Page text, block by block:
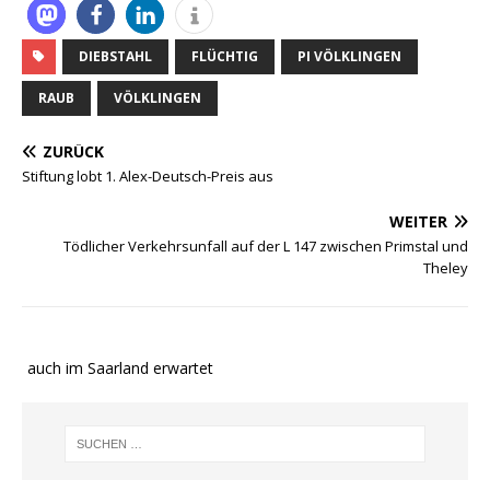
DIEBSTAHL FLÜCHTIG PI VÖLKLINGEN
RAUB VÖLKLINGEN
ZURÜCK
Stiftung lobt 1. Alex-Deutsch-Preis aus
WEITER
Tödlicher Verkehrsunfall auf der L 147 zwischen Primstal und
Theley
auch im Saarland erwartet